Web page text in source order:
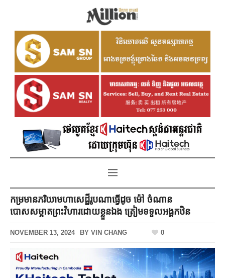
កម្រមានភរិយាមហាសេដ្ឋីរូបណាធ្វើដូច ម៉ៅ ចំណាន
បោសសម្អាតព្រះវិហារដោយខ្លួនឯង ត្រៀមទទួលអង្គកឋិន
NOVEMBER 13, 2024 BY VIN CHANG 0